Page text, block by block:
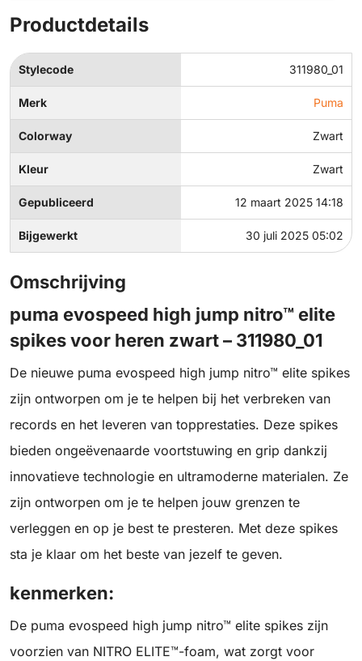
Productdetails
Stylecode 311980_01
Merk Puma
Colorway Zwart
Kleur Zwart
Gepubliceerd 12 maart 2025 14:18
Bijgewerkt 30 juli 2025 05:02
Omschrijving
puma evospeed high jump nitro™ elite
spikes voor heren zwart – 311980_01
De nieuwe puma evospeed high jump nitro™ elite spikes
zijn ontworpen om je te helpen bij het verbreken van
records en het leveren van topprestaties. Deze spikes
bieden ongeëvenaarde voortstuwing en grip dankzij
innovatieve technologie en ultramoderne materialen. Ze
zijn ontworpen om je te helpen jouw grenzen te
verleggen en op je best te presteren. Met deze spikes
sta je klaar om het beste van jezelf te geven.
kenmerken:
De puma evospeed high jump nitro™ elite spikes zijn
voorzien van NITRO ELITE™-foam, wat zorgt voor